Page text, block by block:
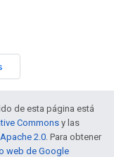
de esta página está
Commons y las
2.0. Para obtener
web de Google